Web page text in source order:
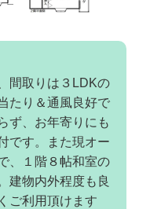
間取りは３LDKの
たり＆通風良好で
ず、お年寄りにも
です。また現オー
、１階８帖和室の
建物内外程度も良
ご利用頂けます